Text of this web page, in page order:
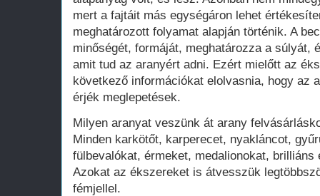
mert a fajtáit más egységáron lehet
meghatározott folyamat alapján történik. A
minőségét, formáját, meghatározza a súlyát,
amit tud az aranyért adni. Ezért mielőtt az
következő információkat elolvasnia, hogy az
érjék meglepetések.
Milyen aranyat veszünk át arany
Minden karkötőt, karperecet, nyakláncot,
fülbevalókat, érmeket, medalionokat,
Azokat az ékszereket is átvesszük
fémjellel.